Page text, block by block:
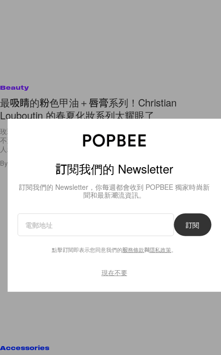
Beauty
最吸睛的粉色甲油＋唇膏系列！Christian
Louboutin 的春夏化妝系列太耀眼了
玫瑰粉色是今季的化妝潮流大熱，用於妝容上，可以塑造時尚的女人味。
不過要懂得聰明地選擇閃耀粉色的妝粉，如果顏色色調太深，可能會給予
人老土過時的感覺。今季 Christian Louboutin
By 2017年5月24日
Accessories
訂閱我們的 Newsletter
訂閱我們的 Newsletter，你每週都會收到 POPBEE 獨家時尚新
聞和最新潮流資訊。
訂閱
點擊訂閱即表示您同意我們的服務條款與隱私政策
現在不要